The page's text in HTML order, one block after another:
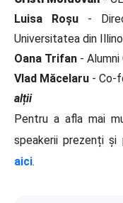
Luisa Roșu-
Universitatea din
Oana Trifan - Alumni
Vlad Măcelaru - Co-
alții
Pentru a afla mai
speakerii prezenți
aici.